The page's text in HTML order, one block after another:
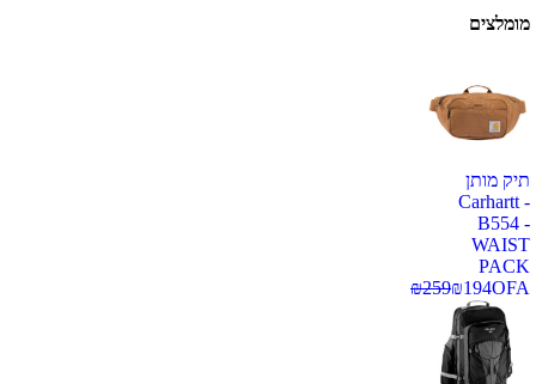
מומלצים
תיק מותן
Carhartt -
B554 -
WAIST
PACK
OFA
₪194
₪259